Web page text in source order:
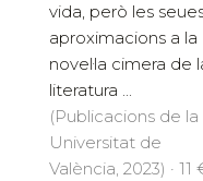
vida, però les
aproximacions a la
novel·la cimera de
literatura ...
(Publicacions de la
Universitat de
València, 2023) · 11